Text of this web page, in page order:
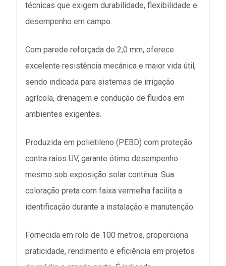
técnicas que exigem durabilidade, flexibilidade e
desempenho em campo.
Com parede reforçada de 2,0 mm, oferece
excelente resistência mecânica e maior vida útil,
sendo indicada para sistemas de irrigação
agrícola, drenagem e condução de fluidos em
ambientes exigentes.
Produzida em polietileno (PEBD) com proteção
contra raios UV, garante ótimo desempenho
mesmo sob exposição solar contínua. Sua
coloração preta com faixa vermelha facilita a
identificação durante a instalação e manutenção.
Fornecida em rolo de 100 metros, proporciona
praticidade, rendimento e eficiência em projetos